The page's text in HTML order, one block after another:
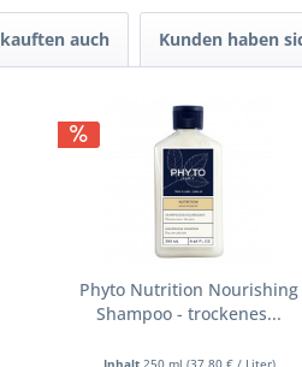
auch Kunden haben
Phyto Nutrition Nourishing
Shampoo - trockenes...
Inhalt 250 ml (37,80 € / Liter)